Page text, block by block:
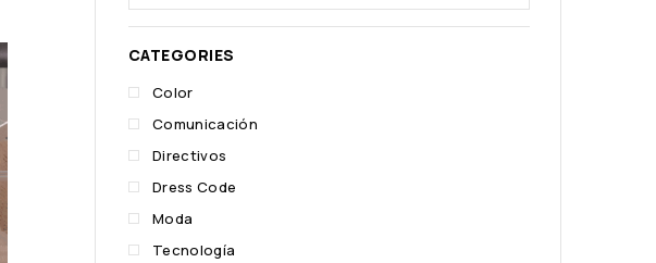
CATEGORIES
Color
Comunicación
Directivos
Dress Code
Moda
Tecnología